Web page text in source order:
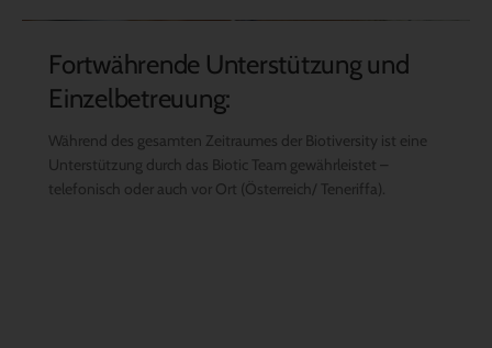
Fortwährende Unterstützung und
Einzelbetreuung:
Während des gesamten Zeitraumes der Biotiversity ist eine
Unterstützung durch das Biotic Team gewährleistet –
telefonisch oder auch vor Ort (Österreich/ Teneriffa).